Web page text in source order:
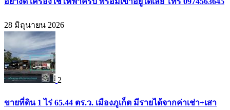
28 มิถุนายน 2026
2
ขายที่ดิน 1 ไร่ 65.44 ตร.ว. เมืองภูเก็ต มีรายได้จากค่าเช่า+เสา